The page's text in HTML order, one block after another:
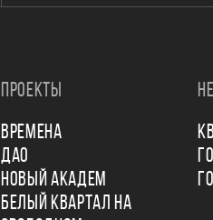
ПРОЕКТЫ
ВРЕМЕНА
ДАО
НОВЫЙ АКАДЕМ
БЕЛЫЙ КВАРТАЛ НА